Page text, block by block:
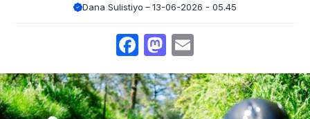
Dana Sulistiyo 13-06-2026 - 05.45
Facebook
Mastodon